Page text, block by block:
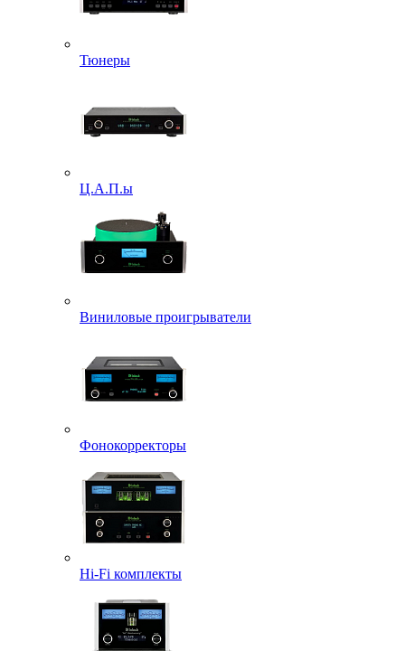
Тюнеры
Ц.А.П.ы
Виниловые проигрыватели
Фонокорректоры
Hi-Fi комплекты